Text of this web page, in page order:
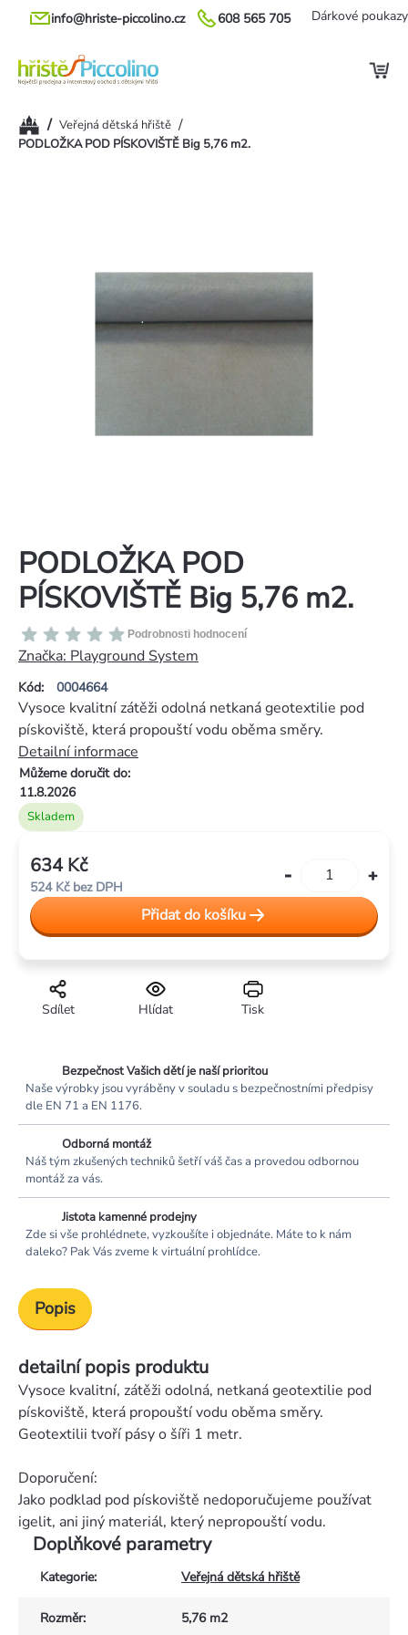
Přejít
608 565 705
info@hriste-piccolino.cz Dárkové poukazy
Domů/ Veřejná dětská hřiště /
PODLOŽKA POD PÍSKOVIŠTĚ Big 5,76 m2.
PODLOŽKA POD
PÍSKOVIŠTĚ Big 5,76 m2.
Kód: 0004664
Průměrné
hodnocení
produktu
je
0,0
z
5
hvězdiček.
Podrobnosti hodnocení
Značka: Playground System
Skladem
Můžeme doručit do:
11.8.2026
Vysoce kvalitní zátěži odolná netkaná geotextilie pod
pískoviště, která propouští vodu oběma směry.
Detailní informace
Tisk
Hlídat
Sdílet
634 Kč
524 Kč bez DPH
cena:
Přidat do košíku
Bezpečnost Vašich dětí je naší prioritou
Naše výrobky jsou vyráběny v souladu s bezpečnostními předpisy
dle EN 71 a EN 1176.
Odborná montáž
Náš tým zkušených techniků šetří váš čas a provedou odbornou
montáž za vás.
Jistota kamenné prodejny
Zde si vše prohlédnete, vyzkoušíte i objednáte. Máte to k nám
daleko? Pak Vás zveme k virtuální prohlídce.
Popis
detailní popis produktu
Vysoce kvalitní, zátěži odolná, netkaná geotextilie pod
pískoviště, která propouští vodu oběma směry.
Geotextilii tvoří pásy o šíři 1 metr.
Doporučení:
Jako podklad pod pískoviště nedoporučujeme používat
igelit, ani jiný materiál, který nepropouští vodu.
Doplňkové parametry
Kategorie: Veřejná dětská hřiště
Rozměr: 5,76 m2